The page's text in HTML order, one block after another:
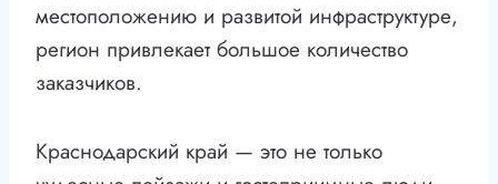
местоположению и развитой инфраструктуре,
регион привлекает большое количество
заказчиков.
Краснодарский край — это не только